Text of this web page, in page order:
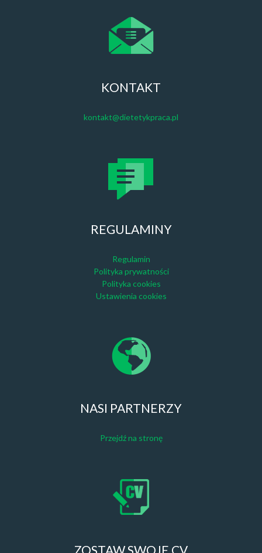
KONTAKT
kontakt@dietetykpraca.pl
REGULAMINY
Regulamin
Polityka prywatności
Polityka cookies
Ustawienia cookies
NASI PARTNERZY
Przejdź na stronę
ZOSTAW SWOJE CV